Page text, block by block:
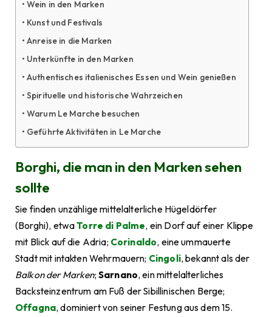
Wein in den Marken
Kunst und Festivals
Anreise in die Marken
Unterkünfte in den Marken
Authentisches italienisches Essen und Wein genießen
Spirituelle und historische Wahrzeichen
Warum Le Marche besuchen
Geführte Aktivitäten in Le Marche
Borghi, die man in den Marken sehen
sollte
Sie finden unzählige mittelalterliche Hügeldörfer
(Borghi), etwaTorre di Palme, ein Dorf auf einer Klippe
mit Blick auf die Adria; Corinaldo, eine ummauerte
Stadt mit intakten Wehrmauern; Cingoli, bekannt als der
Balkon der Marken; Sarnano, ein mittelalterliches
Backsteinzentrum am Fuß der Sibillinischen Berge;
Offagna, dominiert von seiner Festung aus dem 15.